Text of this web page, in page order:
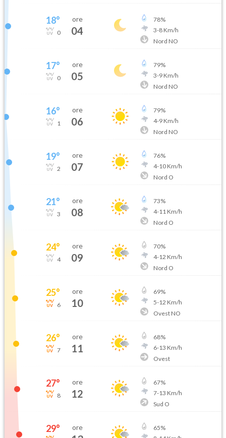
18°
0
ore
04
78%
3-8Km/h
Nord NO
17°
0
ore
05
79%
3-9Km/h
Nord NO
16°
1
ore
06
79%
4-9Km/h
Nord NO
19°
2
ore
07
76%
4-10Km/h
Nord O
21°
3
ore
08
73%
4-11Km/h
Nord O
24°
4
ore
09
70%
4-12 Km/h
Nord O
25°
6
ore
10
69%
5-12 Km/h
Ovest NO
26°
7
ore
11
68%
6-13 Km/h
Ovest
27°
8
ore
12
67%
7-13 Km/h
Sud O
29° ore 65%